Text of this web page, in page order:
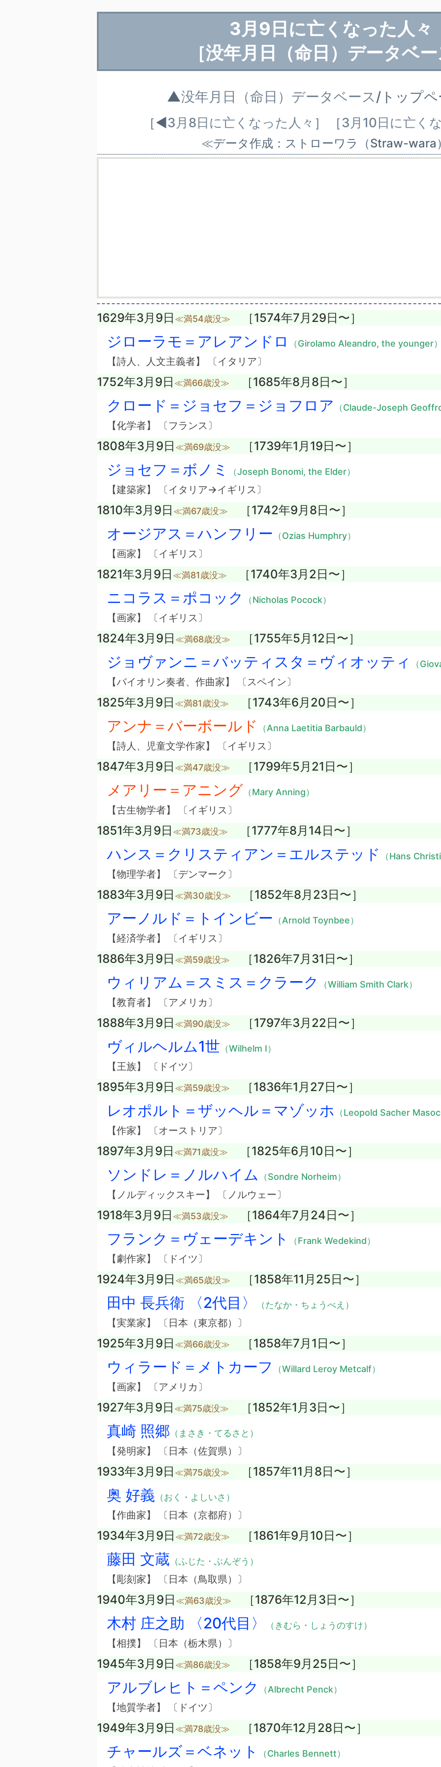
3月9日に亡くなった人々
［没年月日（命日）データベ
▲没年月日（命日）データベース/トップ
［◀3月8日に亡くなった人々 ］ ［3月10日に亡く
≪データ作成：ストローワラ（Straw-
1629年3月9日 ≪満54歳没≫ ［1574年7月29日〜］
ジローラモ＝アレアンドロ （Girolamo Aleandro, the younger
【詩人、人文主義者】 〔イタリア〕
1752年3月9日 ≪満66歳没≫ ［1685年8月8日〜］
クロード＝ジョセフ＝ジョフロア （Claude-Joseph
【化学者】 〔フランス〕
1808年3月9日 ≪満69歳没≫ ［1739年1月19日〜］
ジョセフ＝ボノミ （Joseph Bonomi, the Elder）
【建築家】 〔イタリア→イギリス〕
1810年3月9日 ≪満67歳没≫ ［1742年9月8日〜］
オージアス＝ハンフリー （Ozias Humphry）
【画家】 〔イギリス〕
1821年3月9日 ≪満81歳没≫ ［1740年3月2日〜］
ニコラス＝ポコック （Nicholas Pocock）
【画家】 〔イギリス〕
1824年3月9日 ≪満68歳没≫ ［1755年5月12日〜］
ジョヴァンニ＝バッティスタ＝ヴィオッティ （
【バイオリン奏者、作曲家】 〔スペイン〕
1825年3月9日 ≪満81歳没≫ ［1743年6月20日〜］
アンナ＝バーボールド （Anna Laetitia Barbauld）
【詩人、児童文学作家】 〔イギリス〕
1847年3月9日 ≪満47歳没≫ ［1799年5月21日〜］
メアリー＝アニング （Mary Anning）
【古生物学者】 〔イギリス〕
1851年3月9日 ≪満73歳没≫ ［1777年8月14日〜］
ハンス＝クリスティアン＝エルステッド （Hans
【物理学者】 〔デンマーク〕
1883年3月9日 ≪満30歳没≫ ［1852年8月23日〜］
アーノルド＝トインビー （Arnold Toynbee）
【経済学者】 〔イギリス〕
1886年3月9日 ≪満59歳没≫ ［1826年7月31日〜］
ウィリアム＝スミス＝クラーク （William Smith Clark）
【教育者】 〔アメリカ〕
1888年3月9日 ≪満90歳没≫ ［1797年3月22日〜］
ヴィルヘルム1世 （Wilhelm I）
【王族】 〔ドイツ〕
1895年3月9日 ≪満59歳没≫ ［1836年1月27日〜］
レオポルト＝ザッヘル＝マゾッホ （Leopold Sacher
【作家】 〔オーストリア〕
1897年3月9日 ≪満71歳没≫ ［1825年6月10日〜］
ソンドレ＝ノルハイム （Sondre Norheim）
【ノルディックスキー】 〔ノルウェー〕
1918年3月9日 ≪満53歳没≫ ［1864年7月24日〜］
フランク＝ヴェーデキント （Frank Wedekind）
【劇作家】 〔ドイツ〕
1924年3月9日 ≪満65歳没≫ ［1858年11月25日〜］
田中 長兵衛 〈2代目〉 （たなか・ちょうべえ）
【実業家】 〔日本（東京都）〕
1925年3月9日 ≪満66歳没≫ ［1858年7月1日〜］
ウィラード＝メトカーフ （Willard Leroy Metcalf）
【画家】 〔アメリカ〕
1927年3月9日 ≪満75歳没≫ ［1852年1月3日〜］
真崎 照郷 （まさき・てるさと）
【発明家】 〔日本（佐賀県）〕
1933年3月9日 ≪満75歳没≫ ［1857年11月8日〜］
奥 好義 （おく・よしいさ）
【作曲家】 〔日本（京都府）〕
1934年3月9日 ≪満72歳没≫ ［1861年9月10日〜］
藤田 文蔵 （ふじた・ぶんぞう）
【彫刻家】 〔日本（鳥取県）〕
1940年3月9日 ≪満63歳没≫ ［1876年12月3日〜］
木村 庄之助 〈20代目〉 （きむら・しょうのすけ）
【相撲】 〔日本（栃木県）〕
1945年3月9日 ≪満86歳没≫ ［1858年9月25日〜］
アルブレヒト＝ペンク （Albrecht Penck）
【地質学者】 〔ドイツ〕
1949年3月9日 ≪満78歳没≫ ［1870年12月28日〜］
チャールズ＝ベネット （Charles Bennett）